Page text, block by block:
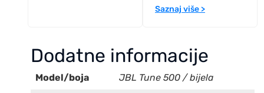
Saznaj više >
Dodatne informacije
Model/boja JBL Tune 500 / bijela